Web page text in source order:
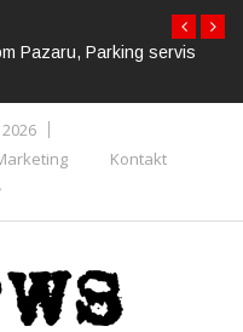
Pazaru, Parking servis
Kontakt